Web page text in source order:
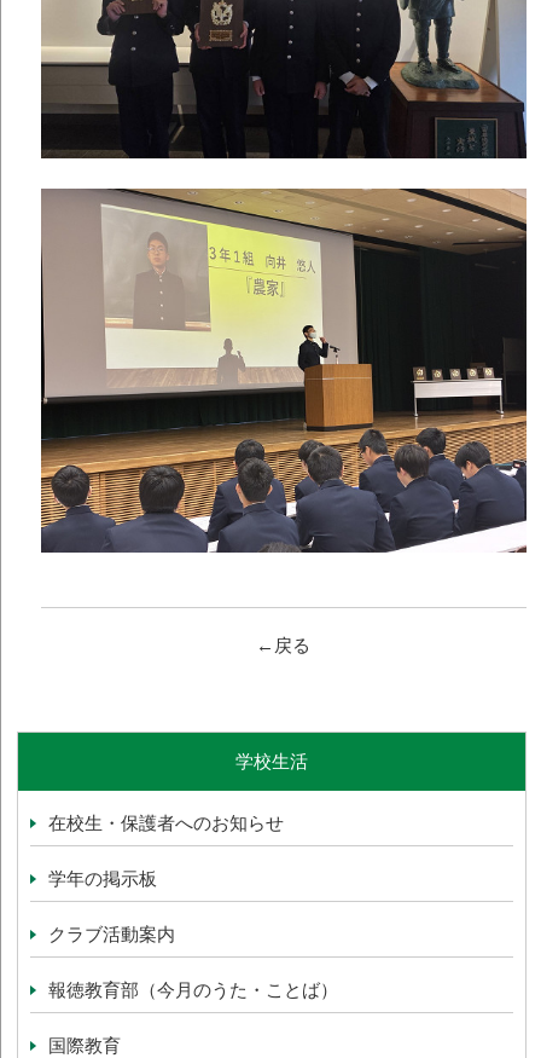
←戻る
学校生活
在校生・保護者へのお知らせ
学年の掲示板
クラブ活動案内
報徳教育部（今月のうた・ことば）
国際教育